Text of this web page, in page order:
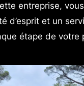
entreprise,
d’esprit et un
étape de votre